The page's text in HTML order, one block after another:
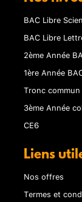
BAC Libre
BAC Libre
2ème Année
1ère Année
Tronc commun
3ème Année
CE6
Liens
Nos offres
Termes et